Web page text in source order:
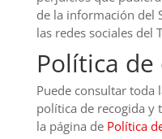
de la información del
las redes sociales del
Política de
Puede consultar toda
política de recogida y
la página de Política